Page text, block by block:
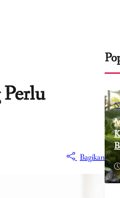
Bagikan